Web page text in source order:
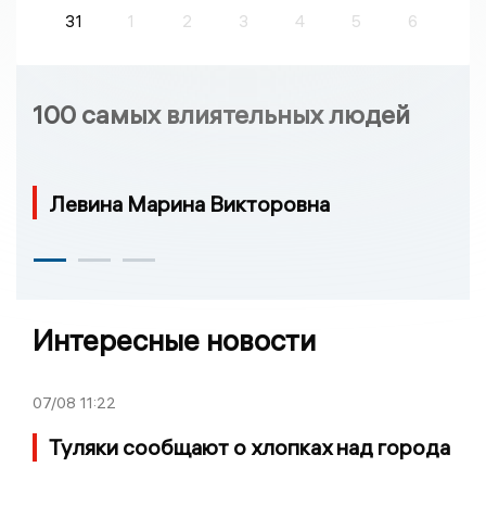
31
1 2 3 4 5 6
100 самых влиятельных людей
Левина Марина Викторовна
Интересные новости
07/08 11:22
Туляки сообщают о хлопках над города